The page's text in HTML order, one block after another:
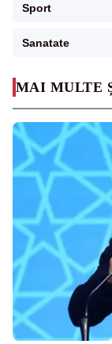
MAI MULTE
Sport
Sanatate